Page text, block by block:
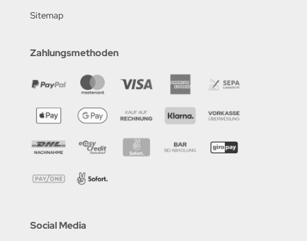
Sitemap
Zahlungsmethoden
Social Media